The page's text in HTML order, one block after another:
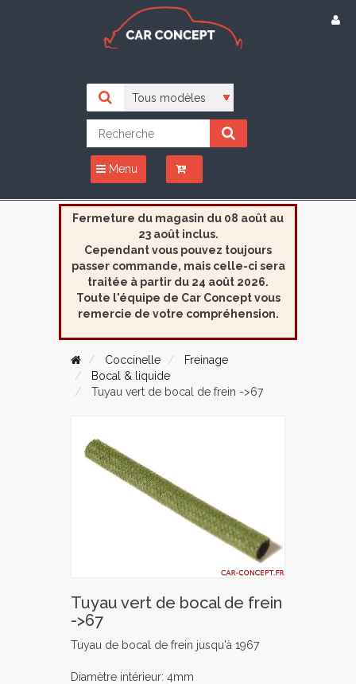
Menu
Fermeture du magasin du 08 août au
23 août inclus.
Cependant vous pouvez toujours
passer commande, mais celle-ci sera
traitée à partir du 24 août 2026.
Toute l'équipe de Car Concept vous
remercie de votre compréhension.
Coccinelle
Freinage
Bocal & liquide
Tuyau vert de bocal de frein ->67
Tuyau vert de bocal de frein
->67
Tuyau de bocal de frein jusqu'à 1967
Diamètre intérieur: 4mm